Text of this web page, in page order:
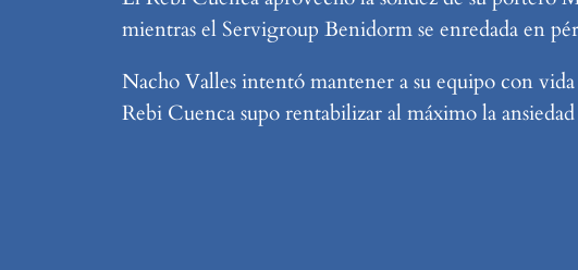
mientras el Servigroup Benidorm se enredada en
Nacho Valles intentó mantener a su equipo con
Rebi Cuenca supo rentabilizar al máximo la